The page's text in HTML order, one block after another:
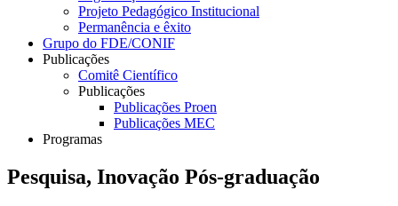
Projeto Pedagógico Institucional
Permanência e êxito
Grupo do FDE/CONIF
Publicações
Comitê Científico
Publicações
Publicações Proen
Publicações MEC
Programas
Pesquisa, Inovação Pós-graduação